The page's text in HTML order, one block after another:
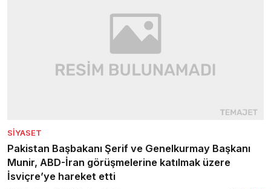
SIYASET
Pakistan Başbakanı Şerif ve Genelkurmay Başkanı
Munir, ABD-İran görüşmelerine katılmak üzere
İsviçre’ye hareket etti